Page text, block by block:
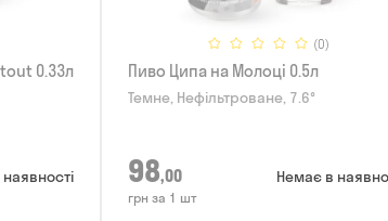
0.33л
(0)
Пиво Ципа на Молоці 0.5л
Темне, Нефільтроване, 7.6°
98,00
грн за 1 шт
Немає в